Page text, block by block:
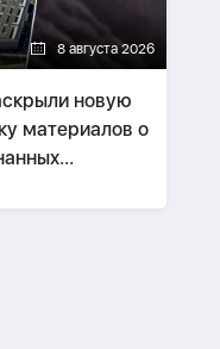
8 августа 2026
новую
материалов о